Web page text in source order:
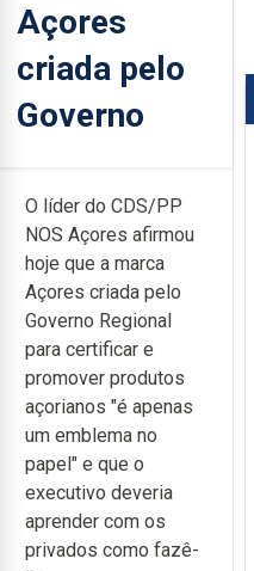
Açores
criada pelo
Governo
O líder do CDS/PP
NOS Açores afirmou
hoje que a marca
Açores criada pelo
Governo Regional
para certificar e
promover produtos
açorianos "é apenas
um emblema no
papel" e que o
executivo deveria
aprender com os
privados como fazê-